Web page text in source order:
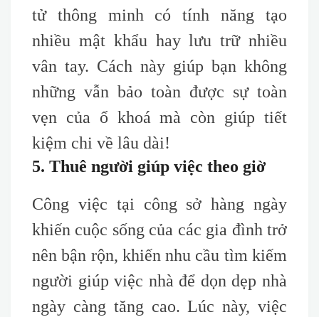
tử thông minh có tính năng tạo
nhiều mật khẩu hay lưu trữ nhiều
vân tay. Cách này giúp bạn không
những vẫn bảo toàn được sự toàn
vẹn của ổ khoá mà còn giúp tiết
kiệm chi về lâu dài!
5. Thuê người giúp việc theo giờ
Công việc tại công sở hàng ngày
khiến cuộc sống của các gia đình trở
nên bận rộn, khiến nhu cầu tìm kiếm
người giúp việc nhà để dọn dẹp nhà
ngày càng tăng cao. Lúc này, việc